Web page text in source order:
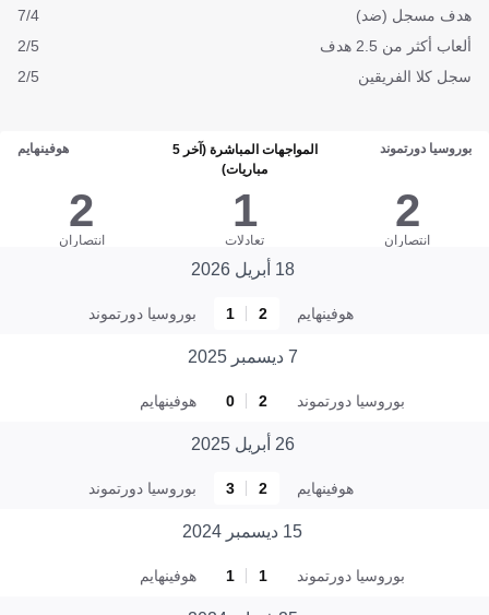
هدف مسجل (ضد)
7/4
ألعاب أكثر من 2.5 هدف
2/5
سجل كلا الفريقين
2/5
بوروسيا دورتموند
المواجهات المباشرة (آخر 5
مباريات)
هوفينهايم
2
انتصاران
1
تعادلات
2
انتصاران
18 أبريل 2026
هوفينهايم 2
1 بوروسيا دورتموند
7 ديسمبر 2025
بوروسيا دورتموند 2
0 هوفينهايم
26 أبريل 2025
هوفينهايم 2
3 بوروسيا دورتموند
15 ديسمبر 2024
بوروسيا دورتموند 1
1 هوفينهايم